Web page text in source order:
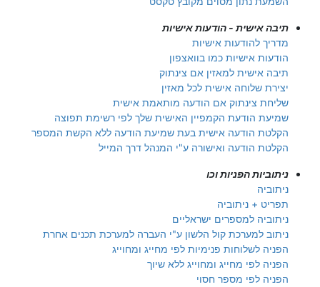
תיבה אישית - הודעות אישיות
מדריך להודעות אישיות
הודעות אישיות כמו בוואצפון
תיבה אישית למאזין אם צינתוק
יצירת שלוחה אישית לכל מאזין
שליחת צינתוק אם הודעה מותאמת אישית
שמיעת הודעת הקמפיין האישית שלך לפי רשימת תפוצה
הקלטת הודעה אישית בעת שמיעת הודעה ללא הקשת המספר
הקלטת הודעה ואישורה ע"י המנהל דרך המייל
ניתוביות הפניות וכו
ניתוביה
תפריט + ניתוביה
ניתוביה למספרים ישראליים
ניתוב למערכת קול הלשון ע"י העברה למערכת תכנים אחרת
הפניה לשלוחות פנימיות לפי מחייג ומחוייג
הפניה לפי מחייג ומחוייג ללא שיוך
הפניה לפי מספר חסוי